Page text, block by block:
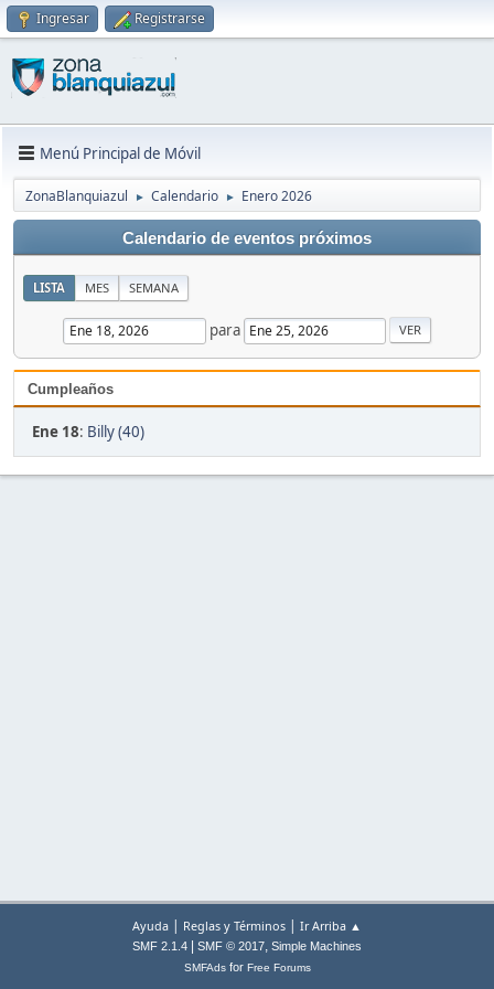
Ingresar Registrarse
Menú Principal de Móvil
ZonaBlanquiazul ► Calendario ► Enero 2026
Calendario de eventos próximos
LISTA MES SEMANA
para
Cumpleaños
Ene 18: Billy (40)
Ayuda | Reglas y Términos | Ir Arriba ▲
SMF 2.1.4 SMF © 2017, Simple Machines
SMFAdsfor Free Forums